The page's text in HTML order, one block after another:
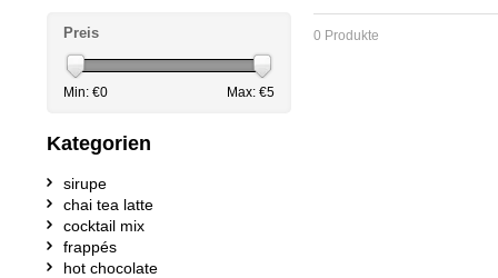
0 Produkte
Preis
Min: €0 Max: €5
Kategorien
sirupe
chai tea latte
cocktail mix
frappés
hot chocolate